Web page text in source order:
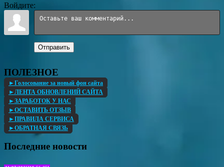
Войдите:
Отправить
ПОЛЕЗНОЕ
►Голосование за новый фон сайта
►ЛЕНТА ОБНОВЛЕНИЙ САЙТА
►ЗАРАБОТОК У НАС
►ОСТАВИТЬ ОТЗЫВ
►ПРАВИЛА СЕРВИСА
►ОБРАТНАЯ СВЯЗЬ
Последние новости